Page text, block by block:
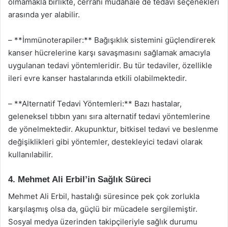
arasında yer alabilir.
– **İmmünoterapiler:** Bağışıklık sistemini güçlendirerek
kanser hücrelerine karşı savaşmasını sağlamak amacıyla
uygulanan tedavi yöntemleridir. Bu tür tedaviler, özellikle
ileri evre kanser hastalarında etkili olabilmektedir.
– **Alternatif Tedavi Yöntemleri:** Bazı hastalar,
geleneksel tıbbın yanı sıra alternatif tedavi yöntemlerine
de yönelmektedir. Akupunktur, bitkisel tedavi ve beslenme
değişiklikleri gibi yöntemler, destekleyici tedavi olarak
kullanılabilir.
4. Mehmet Ali Erbil’in Sağlık Süreci
Mehmet Ali Erbil, hastalığı süresince pek çok zorlukla
karşılaşmış olsa da, güçlü bir mücadele sergilemiştir.
Sosyal medya üzerinden takipçileriyle sağlık durumu